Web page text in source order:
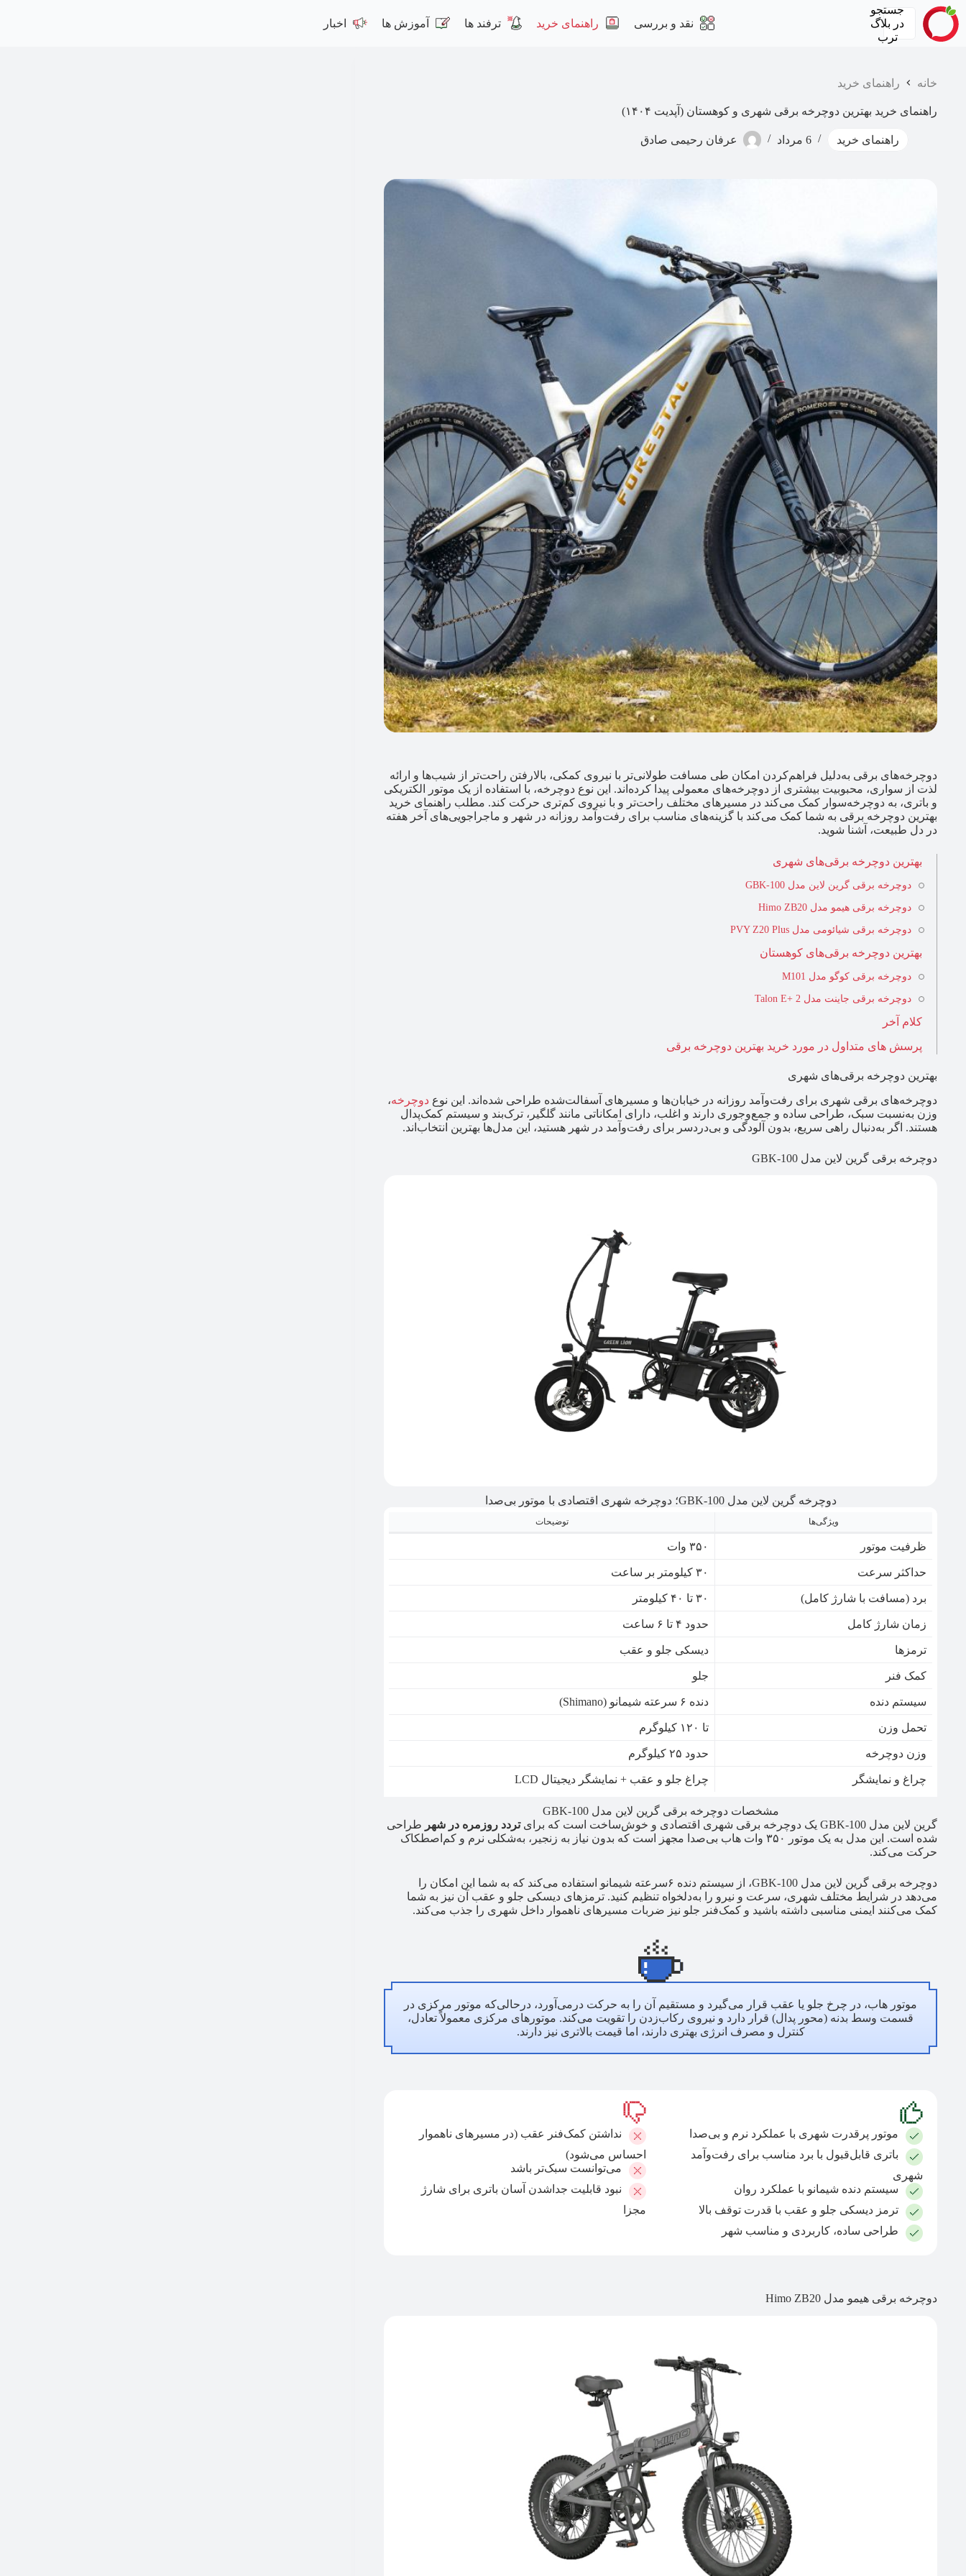
پرش
به
محتوا
جستجو
در بلاگ
ترب
نقد و بررسی راهنمای خرید ترفند ها آموزش ها اخبار
خانه راهنمای خرید
راهنمای خرید بهترین دوچرخه برقی شهری و کوهستان (آپدیت ۱۴۰۴)
راهنمای خرید 6 مرداد عرفان رحیمی صادق
دوچرخه‌های برقی به‌دلیل فراهم‌کردن امکان طی مسافت طولانی‌تر با نیروی کمکی، بالا‌رفتن راحت‌تر از شیب‌ها و ارائه
لذت از سواری، محبوبیت بیشتری از دوچرخه‌های معمولی پیدا کرده‌اند. این نوع دوچرخه، با استفاده از یک موتور الکتریکی
و باتری، به دوچرخه‌سوار کمک می‌کند در مسیرهای مختلف راحت‌تر و با نیروی کم‌تری حرکت کند. مطلب راهنمای خرید
بهترین دوچرخه برقی به شما کمک می‌کند با گزینه‌های مناسب برای رفت‌وآمد روزانه در شهر و ماجراجویی‌های آخر هفته
در دل طبیعت، آشنا شوید.
بهترین دوچرخه برقی‌های شهری
دوچرخه برقی گرین لاین مدل GBK-100
دوچرخه برقی هیمو مدل Himo ZB20
دوچرخه برقی شیائومی مدل PVY Z20 Plus
بهترین دوچرخه برقی‌های کوهستان
دوچرخه برقی کوگو مدل M101
دوچرخه برقی جاینت مدل Talon E+ 2
کلام آخر
پرسش های متداول در مورد خرید بهترین دوچرخه برقی
بهترین دوچرخه برقی‌های شهری
دوچرخه‌های برقی شهری برای رفت‌وآمد روزانه در خیابان‌ها و مسیرهای آسفالت‌شده طراحی شده‌اند. این نوع دوچرخه،
وزن به‌نسبت سبک، طراحی ساده و جمع‌وجوری دارند و اغلب، دارای امکاناتی مانند گلگیر، ترک‌بند و سیستم کمک‌پدال
هستند. اگر به‌دنبال راهی سریع، بدون آلودگی و بی‌دردسر برای رفت‌وآمد در شهر هستید، این مدل‌ها بهترین انتخاب‌اند.
دوچرخه برقی گرین لاین مدل GBK-100
دوچرخه گرین لاین مدل GBK-100؛ دوچرخه شهری اقتصادی با موتور بی‌صدا
ویژگی‌ها توضیحات
ظرفیت موتور ۳۵۰ وات
حداکثر سرعت ۳۰ کیلومتر بر ساعت
برد (مسافت با شارژ کامل) ۳۰ تا ۴۰ کیلومتر
زمان شارژ کامل حدود ۴ تا ۶ ساعت
ترمزها دیسکی جلو و عقب
کمک فنر جلو
سیستم دنده دنده ۶ سرعته شیمانو (Shimano)
تحمل وزن تا ۱۲۰ کیلوگرم
وزن دوچرخه حدود ۲۵ کیلوگرم
چراغ و نمایشگر چراغ جلو و عقب + نمایشگر دیجیتال LCD
مشخصات دوچرخه برقی گرین لاین مدل GBK-100
گرین لاین مدل GBK-100 یک دوچرخه برقی شهری اقتصادی و خوش‌ساخت است که برای
تردد روزمره در شهر طراحی
شده است. این مدل به یک موتور ۳۵۰ وات هاب بی‌صدا مجهز است که بدون نیاز به زنجیر، به‌شکلی نرم و کم‌اصطکاک
حرکت می‌کند.
دوچرخه برقی گرین لاین مدل GBK-100، از سیستم دنده ۶‌سرعته شیمانو استفاده می‌کند که به شما این امکان را
می‌دهد در شرایط مختلف شهری، سرعت و نیرو را به‌دلخواه تنظیم کنید. ترمزهای دیسکی جلو و عقب آن نیز به شما
کمک می‌کنند ایمنی مناسبی داشته باشید و کمک‌فنر جلو نیز ضربات مسیرهای ناهموار داخل شهری را جذب می‌کند.
موتور هاب، در چرخ جلو یا عقب قرار می‌گیرد و مستقیم آن را به حرکت درمی‌آورد، درحالی‌که موتور مرکزی در
قسمت وسط بدنه (محور پدال) قرار دارد و نیروی رکاب‌زدن را تقویت می‌کند. موتورهای مرکزی معمولاً تعادل،
کنترل و مصرف انرژی بهتری دارند، اما قیمت بالاتری نیز دارند.
موتور پرقدرت شهری با عملکرد نرم و بی‌صدا
باتری قابل‌قبول با برد مناسب برای رفت‌وآمد
شهری
سیستم دنده شیمانو با عملکرد روان
ترمز دیسکی جلو و عقب با قدرت توقف بالا
طراحی ساده، کاربردی و مناسب شهر
نداشتن کمک‌فنر عقب (در مسیرهای ناهموار
احساس می‌شود)
می‌توانست سبک‌تر باشد
نبود قابلیت جداشدن آسان باتری برای شارژ
مجزا
دوچرخه برقی هیمو مدل Himo ZB20